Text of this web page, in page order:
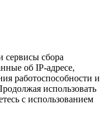
сервисы сбора
об IP-адресе,
работоспособности и
использовать
с использованием